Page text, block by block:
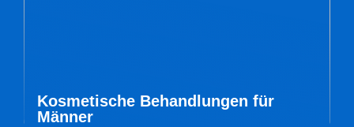
Kosmetische Behandlungen für
Männer